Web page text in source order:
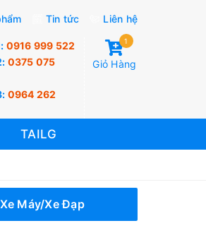
Tin tức Liên hệ
0916 999 522
0375 075
0964 262
1
Giỏ Hàng
TAILG
Máy/Xe Đạp